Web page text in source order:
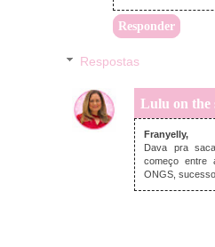
Responder
Respostas
Lulu on the
Franyelly,
Dava pra
começo
ONGS,